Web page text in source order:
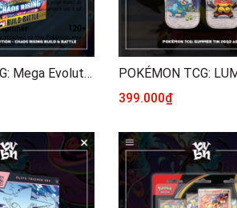
Pokemon TCG: Mega Evolution - Chaos Rising Build & Battle
399.000₫